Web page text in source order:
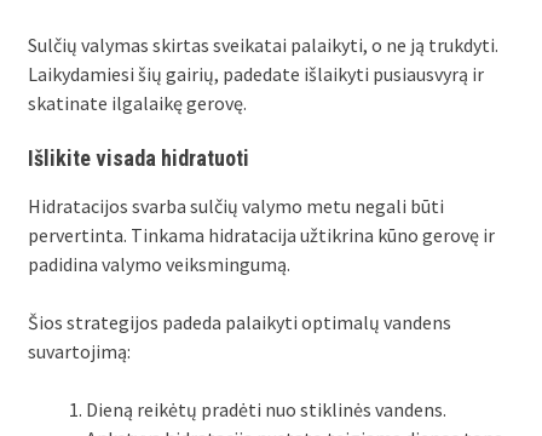
Sulčių valymas skirtas sveikatai palaikyti, o ne ją trukdyti.
Laikydamiesi šių gairių, padedate išlaikyti pusiausvyrą ir
skatinate ilgalaikę gerovę.
Išlikite visada hidratuoti
Hidratacijos svarba sulčių valymo metu negali būti
pervertinta. Tinkama hidratacija užtikrina kūno gerovę ir
padidina valymo veiksmingumą.
Šios strategijos padeda palaikyti optimalų vandens
suvartojimą:
Dieną reikėtų pradėti nuo stiklinės vandens.